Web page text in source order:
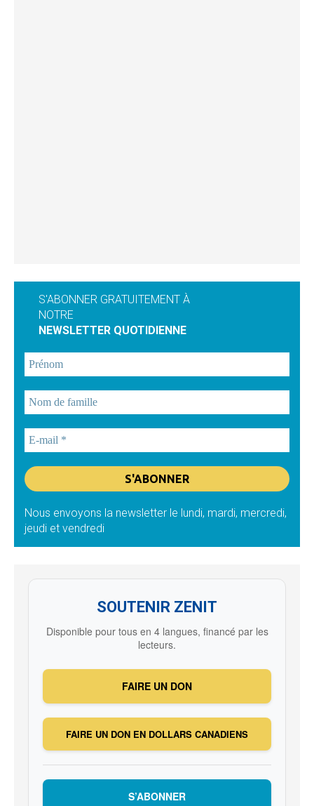
S'ABONNER GRATUITEMENT À
NOTRE
NEWSLETTER QUOTIDIENNE
Nous envoyons la newsletter le lundi, mardi, mercredi,
jeudi et vendredi
SOUTENIR ZENIT
Disponible pour tous en 4 langues, financé par les
lecteurs.
FAIRE UN DON
FAIRE UN DON EN DOLLARS CANADIENS
S’ABONNER